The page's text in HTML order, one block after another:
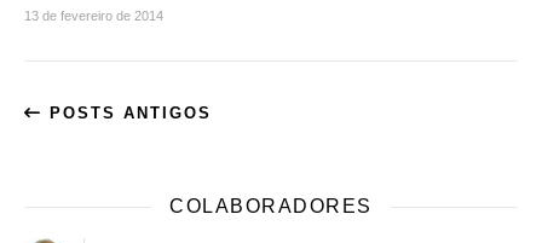
13 de fevereiro de 2014
POSTS ANTIGOS
COLABORADORES